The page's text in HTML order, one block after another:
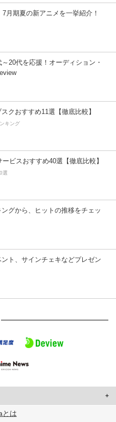
7月期夏の新アニメを一挙紹介！
20代を応援！オーディション・
クおすすめ11選【徹底比較】
キング
ビスおすすめ40選【徹底比較】
選
グから、ヒットの推移をチェッ
ト、サインチェキなどプレゼン
ザーに合わせたコンテンツや広告の
とは